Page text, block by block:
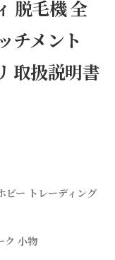
ヤフー2号店
脱毛機 全
チメント
取扱説明書
ビー トレーディング
ク 小物